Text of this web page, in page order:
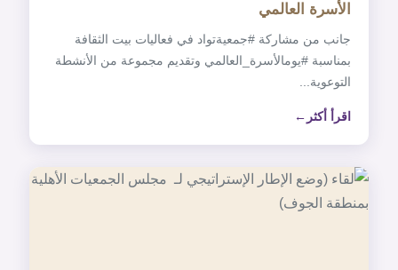
الأسرة العالمي
‏جانب من مشاركة ‎#جمعيةتواد في فعاليات بيت الثقافة
بمناسبة ‎#يومالأسرة_العالمي وتقديم مجموعة من الأنشطة
التوعوية...
اقرأ أكثر